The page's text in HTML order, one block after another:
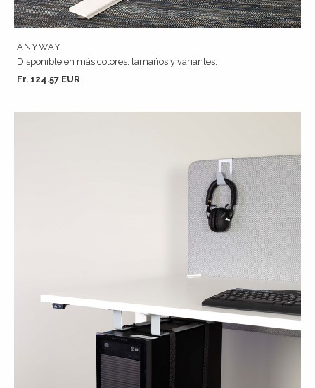
ANYWAY
Disponible en más colores, tamaños y variantes.
Fr. 124.57 EUR